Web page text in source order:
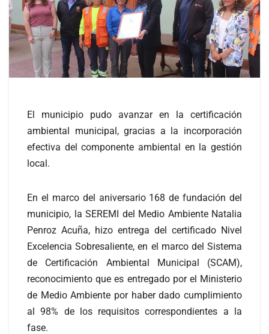
El municipio pudo avanzar en la certificación
ambiental municipal, gracias a la incorporación
efectiva del componente ambiental en la gestión
local.
En el marco del aniversario 168 de fundación del
municipio, la SEREMI del Medio Ambiente Natalia
Penroz Acuña, hizo entrega del certificado Nivel
Excelencia Sobresaliente, en el marco del Sistema
de Certificación Ambiental Municipal (SCAM),
reconocimiento que es entregado por el Ministerio
de Medio Ambiente por haber dado cumplimiento
al 98% de los requisitos correspondientes a la
fase.